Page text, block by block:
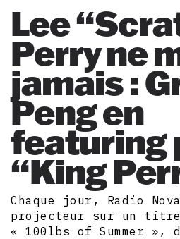
Lee
Perry ne
jamais :
Peng en
featuring
“King
Chaque jour, Radio
projecteur sur un
« 100lbs of Summer »,